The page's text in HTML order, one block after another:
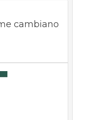
cambiano